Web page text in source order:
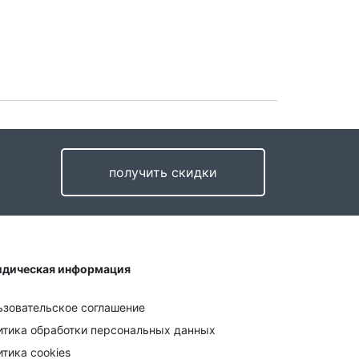
получить скидки
информация
соглашение
обработки персональных данных
cookies